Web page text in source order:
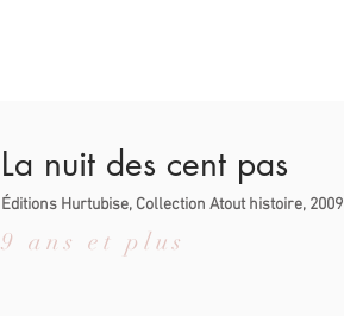
La nuit des cent pas
Éditions Hurtubise, Collection Atout histoire, 2009
9 ans et plus